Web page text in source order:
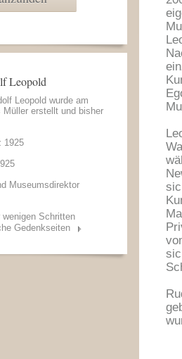
Leopold
Leopold wurde am
Müller erstellt und bisher
1925
Museumsdirektor
Schritten
Gedenkseiten